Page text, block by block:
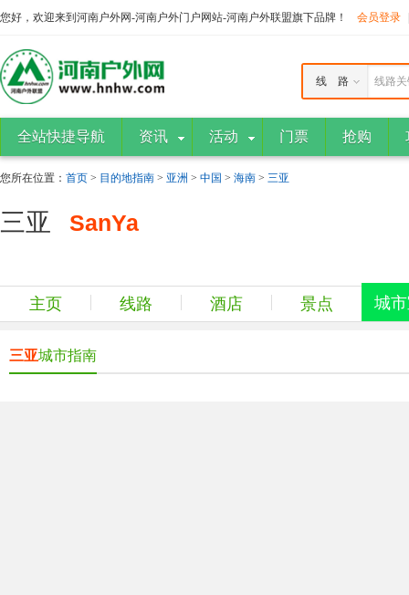
您好，欢迎来到河南户外网-河南户外门户网站-河南户外联盟旗下品牌！ 会员登录
线路
线 路
全站快捷导航 资讯 活动 门票 抢购
您所在位置： 首页 > 目的地指南 > 亚洲 > 中国 > 海南 > 三亚
三亚 SanYa
主页 线路 酒店 景点 城
三亚城市指南